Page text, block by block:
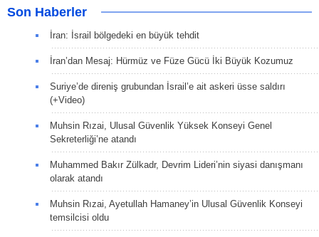
Son Haberler
İran: İsrail bölgedeki en büyük tehdit
İran’dan Mesaj: Hürmüz ve Füze Gücü İki Büyük Kozumuz
Suriye’de direniş grubundan İsrail’e ait askeri üsse saldırı
(+Video)
Muhsin Rızai, Ulusal Güvenlik Yüksek Konseyi Genel
Sekreterliği’ne atandı
Muhammed Bakır Zülkadr, Devrim Lideri’nin siyasi danışmanı
olarak atandı
Muhsin Rızai, Ayetullah Hamaney’in Ulusal Güvenlik Konseyi
temsilcisi oldu